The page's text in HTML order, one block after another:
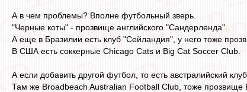
А в чем проблемы? Вполне футбольный зверь.
"Черные коты" - прозвище английского "Сандерленда".
А еще в Бразилии есть клуб "Сейландия", у него тоже
В США есть соккерные Chicago Cats и Big Cat Soccer Club.
А если добавить другой футбол, то есть австралийский
Там же Broadbeach Australian Football Club, тоже прозвище